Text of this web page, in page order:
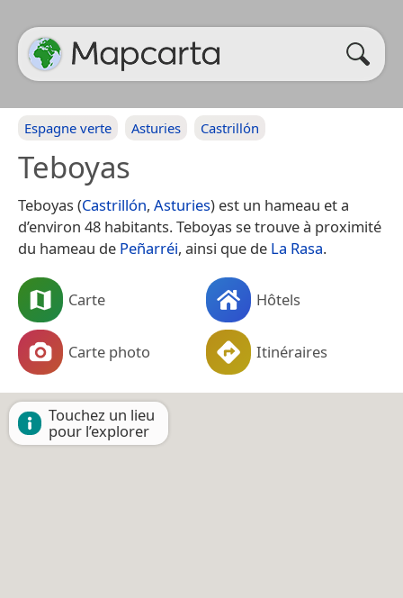
Espagne verte Asturies Castrillón
Teboyas
Teboyas (Castrillón, Asturies) est un hameau et a
d’environ 48 habitants. Teboyas se trouve à proximité
du hameau de Peñarréi, ainsi que de La Rasa.
Carte Hôtels
Carte photo Itinéraires
Touchez un lieu
pour l’explorer